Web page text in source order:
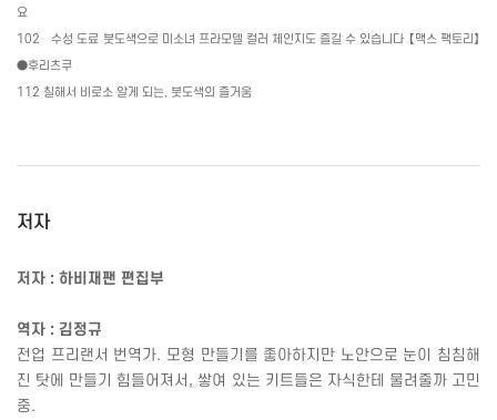
요
102 수성 도료 붓도색으로 미소녀 프라모델 컬러 체인지도 즐길 수 있습니다 【맥스 팩토리】
●후리츠쿠
112 칠해서 비로소 알게 되는, 붓도색의 즐거움
저자
저자 : 하비재팬 편집부
역자 : 김정규
전업 프리랜서 번역가. 모형 만들기를 좋아하지만 노안으로 눈이 침침해
진 탓에 만들기 힘들어져서 , 쌓여 있는 키트들은 자식한테 물려줄까 고민
중.